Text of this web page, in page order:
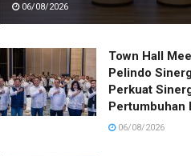
06/08/2026
Town Hall
Pelindo
Perkuat
Pertumbuhan
06/08/2026